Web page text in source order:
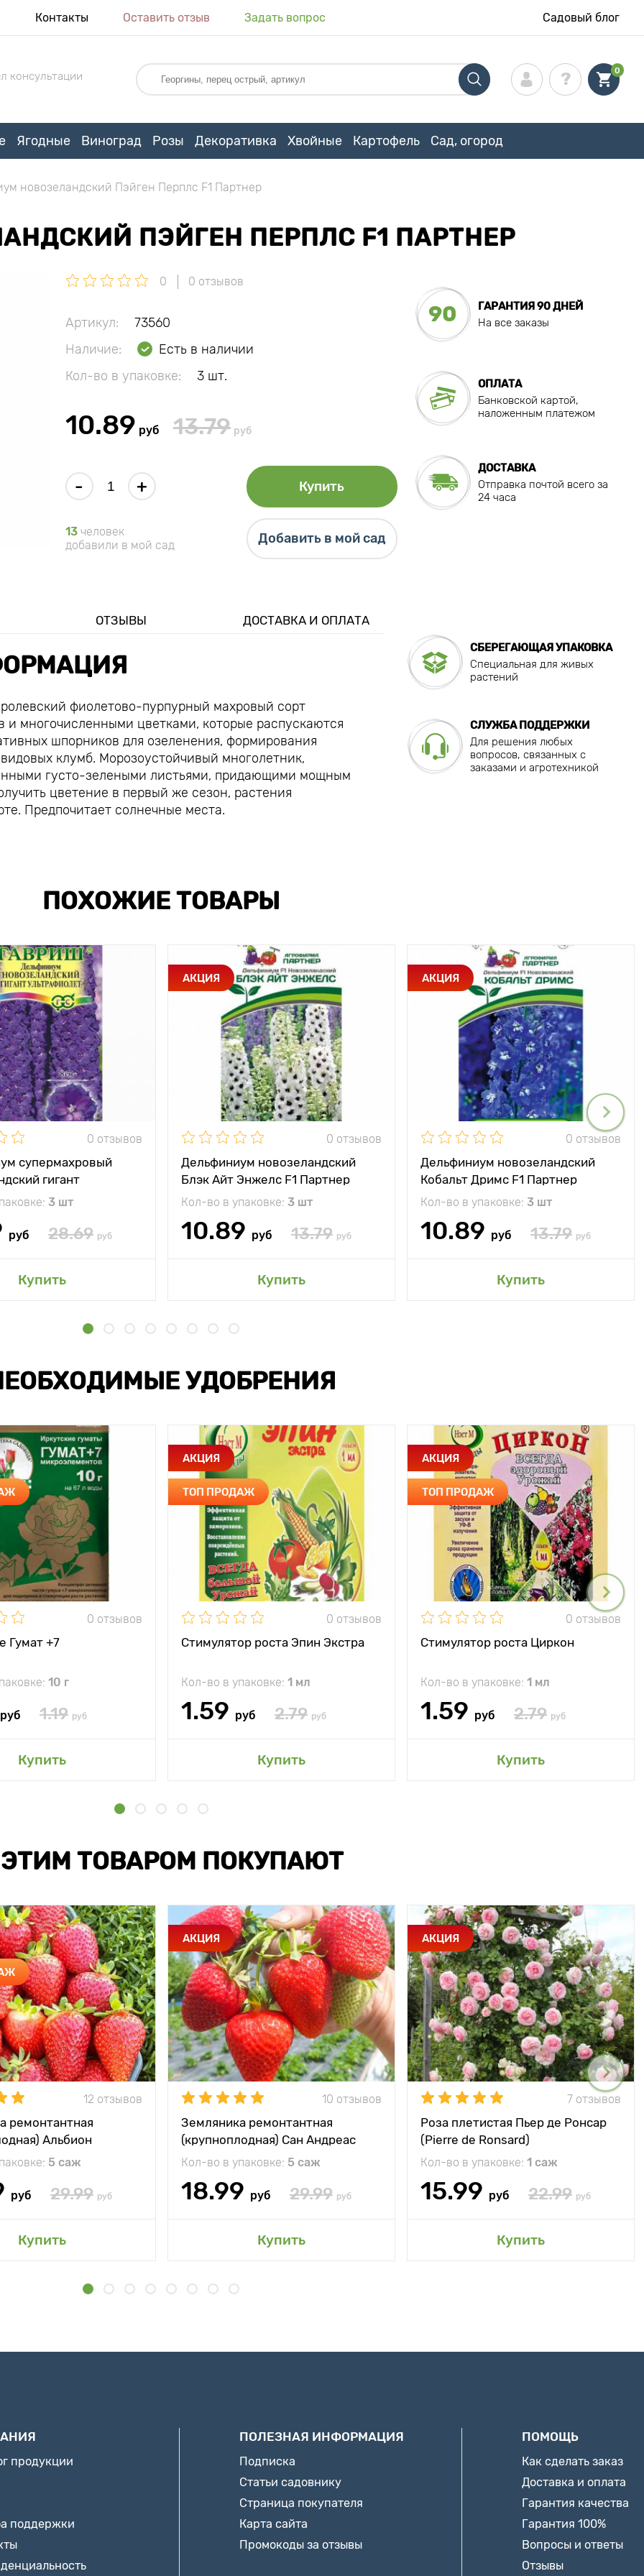
Контакты Оставить отзыв Задать вопрос Садовый блог
консультации 0
Ягодные Виноград Розы Декоративка Хвойные Картофель Сад, огород
новозеландский Пэйген Перплс F1 Партнер
ПЭЙГЕН ПЕРПЛС F1 ПАРТНЕР
0 0 отзывов
Артикул:
73560
Наличие:
Есть в наличии
Кол-во в упаковке:
3 шт.
10.89 руб 13.79 руб
- + Купить
13 человек
добавили в мой сад
Добавить в мой сад
90
ГАРАНТИЯ 90 ДНЕЙ
На все заказы
ОПЛАТА
Банковской картой,
наложенным платежом
ДОСТАВКА
Отправка почтой всего за
24 часа
ОТЗЫВЫ ДОСТАВКА И ОПЛАТА
фиолетово-пурпурный махровый сорт
и многочисленными цветками, которые распускаются
шпорников для озеленения, формирования
клумб. Морозоустойчивый многолетник,
густо-зелеными листьями, придающими мощным
цветение в первый же сезон, растения
Предпочитает солнечные места.
СБЕРЕГАЮЩАЯ УПАКОВКА
Специальная для живых
растений
СЛУЖБА ПОДДЕРЖКИ
Для решения любых
вопросов, связанных с
заказами и агротехникой
ПОХОЖИЕ ТОВАРЫ
0 отзывов
супермахровый
гигант
Гавриш
3 шт
руб 28.69 руб
Купить
АКЦИЯ
0 отзывов
Дельфиниум новозеландский
Блэк Айт Энжелс F1 Партнер
Кол-во в упаковке: 3 шт
10.89 руб 13.79 руб
Купить
АКЦИЯ
0 отзывов
Дельфиниум новозеландский
Кобальт Дримс F1 Партнер
Кол-во в упаковке: 3 шт
10.89 руб 13.79 руб
Купить
УДОБРЕНИЯ
0 отзывов
Гумат +7
10 г
руб 1.19 руб
Купить
АКЦИЯ
ТОП ПРОДАЖ
0 отзывов
Стимулятор роста Эпин Экстра
Кол-во в упаковке: 1 мл
1.59 руб 2.79 руб
Купить
АКЦИЯ
ТОП ПРОДАЖ
0 отзывов
Стимулятор роста Циркон
Кол-во в упаковке: 1 мл
1.59 руб 2.79 руб
Купить
ТОВАРОМ ПОКУПАЮТ
12 отзывов
ремонтантная
Альбион
5 саж
руб 29.99 руб
Купить
АКЦИЯ
10 отзывов
Земляника ремонтантная
(крупноплодная) Сан Андреас
Кол-во в упаковке: 5 саж
18.99 руб 29.99 руб
Купить
АКЦИЯ
7 отзывов
Роза плетистая Пьер де Ронсар
(Pierre de Ronsard)
Кол-во в упаковке: 1 саж
15.99 руб 22.99 руб
Купить
продукции
поддержки
ПОЛЕЗНАЯ ИНФОРМАЦИЯ
Подписка
Статьи садовнику
Страница покупателя
Карта сайта
Промокоды за отзывы
ПОМОЩЬ
Как сделать заказ
Доставка и оплата
Гарантия качества
Гарантия 100%
Вопросы и ответы
Отзывы